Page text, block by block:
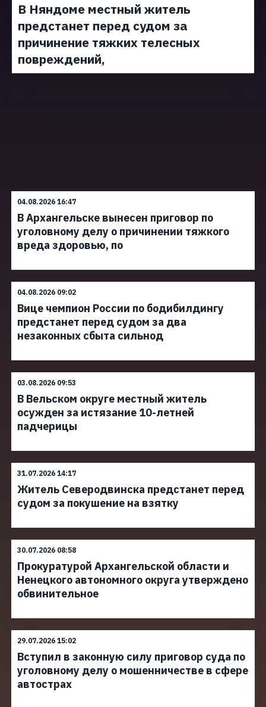
В Няндоме местный житель
предстанет перед судом за
причинение тяжких телесных
повреждений,
04.08.2026 16:47
В Архангельске вынесен приговор по
уголовному делу о причинении тяжкого
вреда здоровью, по
04.08.2026 09:02
Вице чемпион России по бодибилдингу
предстанет перед судом за два
незаконных сбыта сильнод
03.08.2026 09:53
В Вельском округе местный житель
осужден за истязание 10-летней
падчерицы
31.07.2026 14:17
Житель Северодвинска предстанет перед
судом за покушение на взятку
30.07.2026 08:58
Прокуратурой Архангельской области и
Ненецкого автономного округа утверждено
обвинительное
29.07.2026 15:02
Вступил в законную силу приговор суда по
уголовному делу о мошенничестве в сфере
автострах